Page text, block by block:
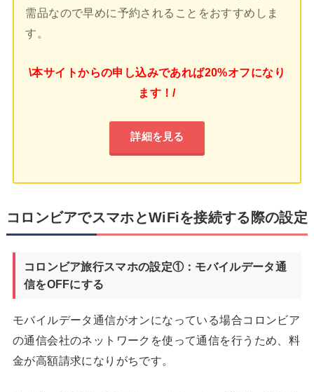
需品なので早めに予約されることをおすすめしま
す。
\本サイトからの申し込みであれば20%オフになり
ます！/
詳細を見る
コロンビアでスマホとWiFiを接続する際の設定
コロンビア旅行スマホの設定①：モバイルデータ通
信をOFFにする
モバイルデータ通信がオンになっている場合コロンビア
の通信会社のネットワークを使って通信を行うため、料
金が高額請求になりがちです。